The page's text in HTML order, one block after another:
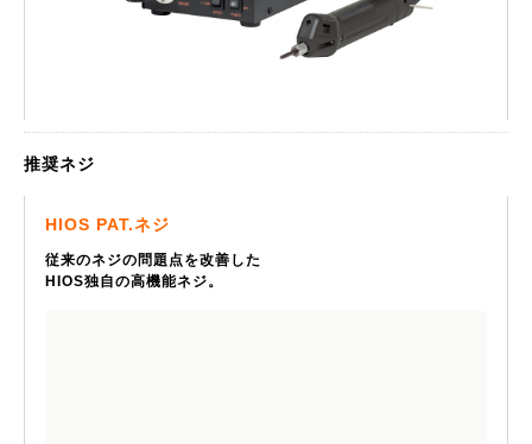
推奨ネジ
HIOS PAT.ネジ
従来のネジの問題点を改善した
HIOS独自の高機能ネジ。